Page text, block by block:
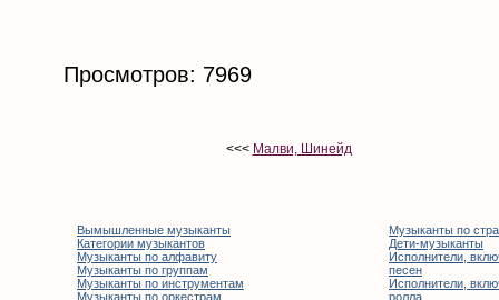
Просмотров: 7969
<<< Малви, Шинейд
Вымышленные музыканты
Категории музыкантов
Музыканты по алфавиту
Музыканты по группам
Музыканты по инструментам
Музыканты по оркестрам
Музыканты по
Дети-музыканты
Исполнители,
песен
Исполнители,
ролла